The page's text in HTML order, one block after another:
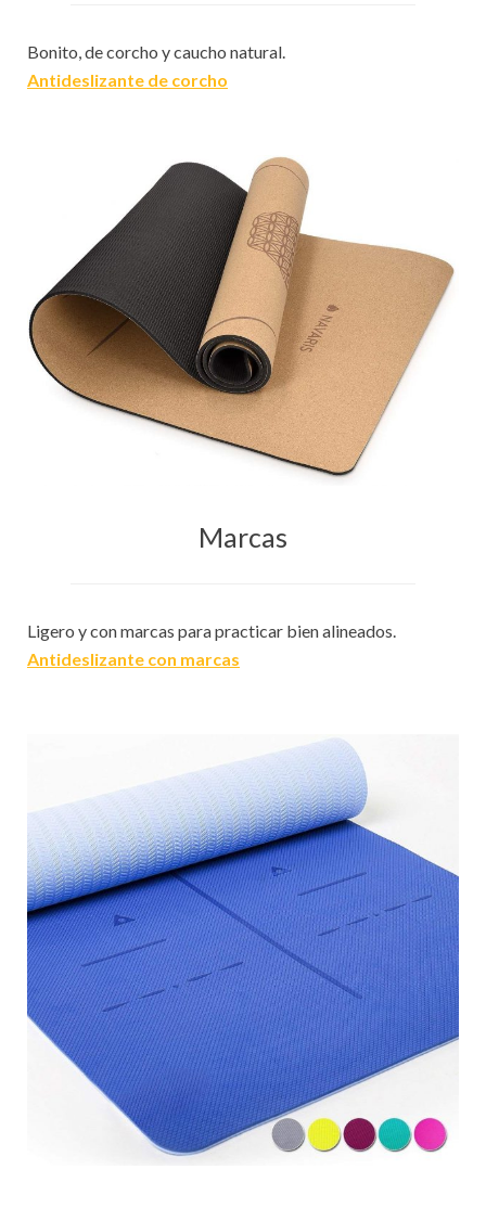
Bonito, de corcho y caucho natural.
Antideslizante de corcho
Marcas
Ligero y con marcas para practicar bien alineados.
Antideslizante con marcas